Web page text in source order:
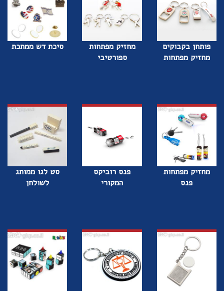
פותחן בקבוקים
מחזיק מפתחות
מחזיק מפתחות
ספורטיבי
סיכת דש ממתכת
מחזיק מפתחות
פנס
פנס רוביקס
המקורי
סט לגו ממותג
לשולחן